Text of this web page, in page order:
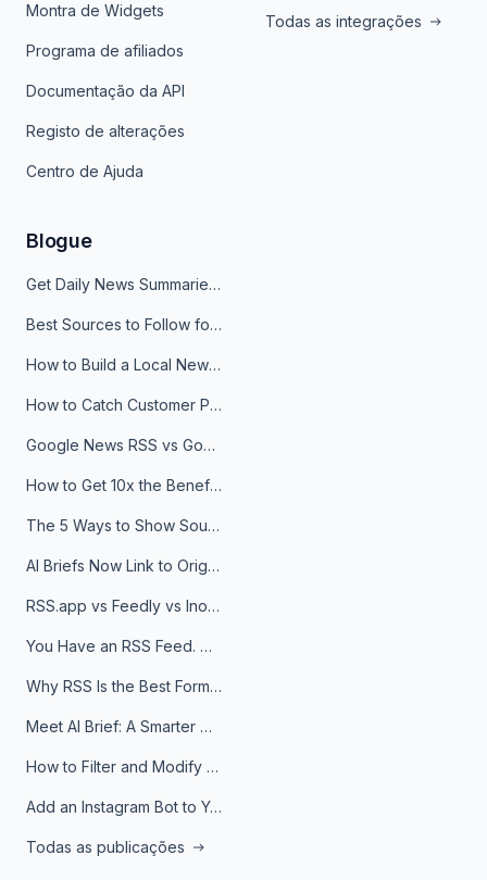
Montra de Widgets
Programa de afiliados
Documentação da API
Registo de alterações
Centro de Ajuda
Todas as integrações
Blogue
Get Daily News Summaries About Any Topic in Telegram, Discord, Slack, and Email
Best Sources to Follow for Crypto News in Your Reader (2026)
How to Build a Local News Hub That Updates Itself
How to Catch Customer Problems Before They Become Support Tickets
Google News RSS vs Google Alerts: Which Is Better for News Monitoring?
How to Get 10x the Benefits of Google Alerts
The 5 Ways to Show Sources in Your AI Brief, And When to Use Each
AI Briefs Now Link to Original Sources. Here's Why It Matters
RSS.app vs Feedly vs Inoreader: Which One Is Actually Right for You?
You Have an RSS Feed. Now What?
Why RSS Is the Best Format for AI Agents in 2026
Meet AI Brief: A Smarter Way to Stay on Top of Information
How to Filter and Modify RSS Feeds
Add an Instagram Bot to Your Telegram Channel, Group, or Topic
Todas as publicações